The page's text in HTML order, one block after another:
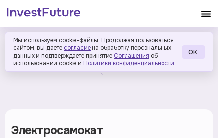
Мы используем cookie-файлы. Продолжая пользоваться
сайтом, вы даёте согласие на обработку персональных
данных и подтверждаете принятие Соглашения об
использовании cookie и Политики конфиденциальности.
ОК
Электросамокат